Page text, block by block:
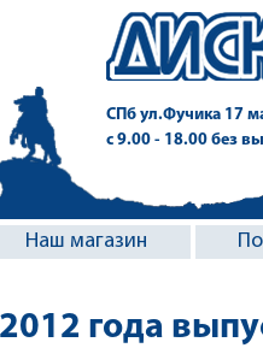
СПб ул.Фучика 17
с 9.00 - 18.00 без
Наш магазин
года